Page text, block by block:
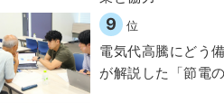
9 位
電気代高騰にどう
が解説した「節電